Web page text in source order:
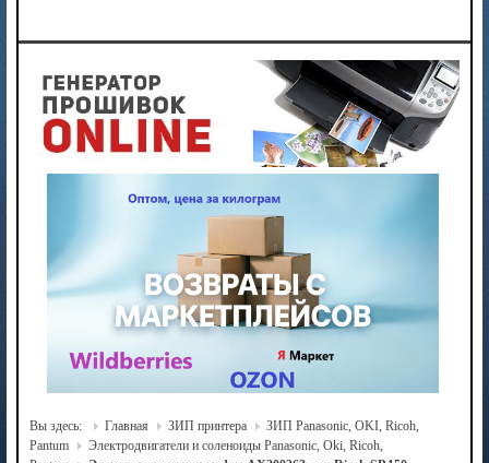
Вы здесь: Главная ЗИП принтера
ЗИП Panasonic, OKI, Ricoh,
Pantum
Электродвигатели и соленоиды Panasonic, Oki, Ricoh,